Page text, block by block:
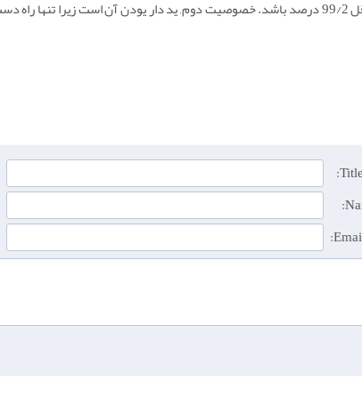
بودن آن است. خلوص نمک تصفیه شده یددار باید حداقل 99/2 درصد باشد. خصوصیت دوم, ید دار